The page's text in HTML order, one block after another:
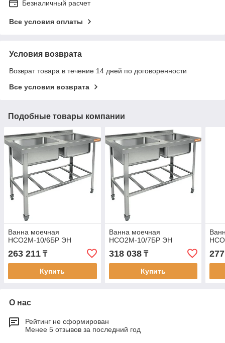
Безналичный расчет
Все условия оплаты
Условия возврата
Возврат товара в течение 14 дней по договоренности
Все условия возврата
Подобные товары компании
Ванна моечная
НСО2М-10/6БР ЭН
263 211 ₸
Купить
Ванна моечная
НСО2М-10/7БР ЭН
318 038₸
Купить
О нас
Рейтинг не сформирован
Менее 5 отзывов за последний год